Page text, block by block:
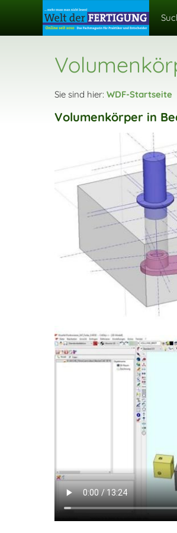
Sie sind hier: WDF-Startseite
Volumenkörper in